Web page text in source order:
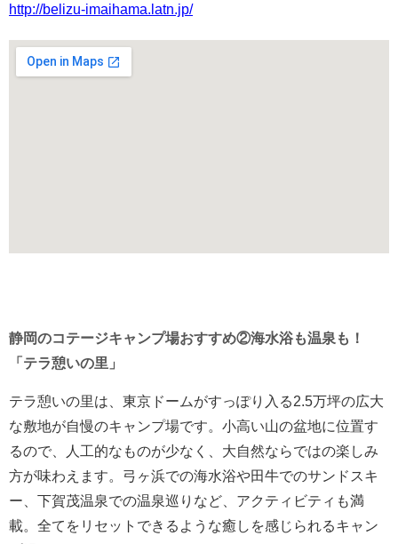
http://belizu-imaihama.latn.jp/
静岡のコテージキャンプ場おすすめ②海水浴も温泉も！
「テラ憩いの里」
テラ憩いの里は、東京ドームがすっぽり入る2.5万坪の広大
な敷地が自慢のキャンプ場です。小高い山の盆地に位置す
るので、人工的なものが少なく、大自然ならではの楽しみ
方が味わえます。弓ヶ浜での海水浴や田牛でのサンドスキ
ー、下賀茂温泉での温泉巡りなど、アクティビティも満
載。全てをリセットできるような癒しを感じられるキャン